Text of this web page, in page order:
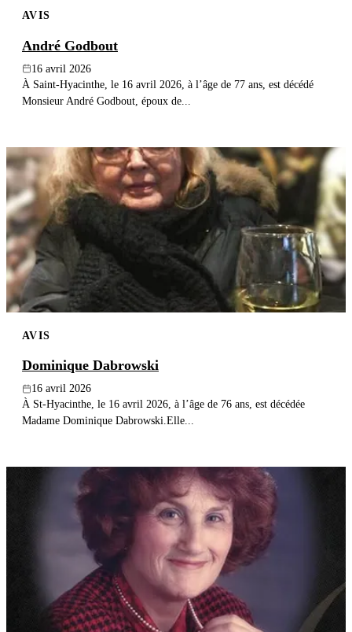
AVIS
André Godbout
16 avril 2026
À Saint-Hyacinthe, le 16 avril 2026, à l’âge de 77 ans, est décédé
Monsieur André Godbout, époux de...
AVIS
Dominique Dabrowski
16 avril 2026
À St-Hyacinthe, le 16 avril 2026, à l’âge de 76 ans, est décédée
Madame Dominique Dabrowski.Elle...